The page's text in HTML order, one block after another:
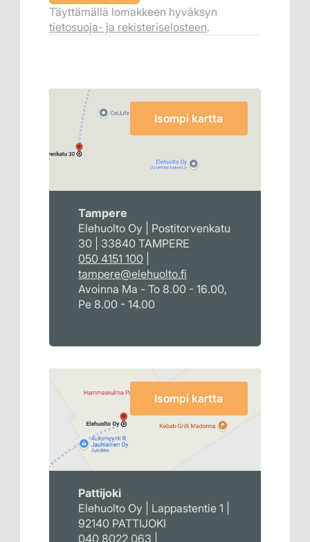
Täyttämällä lomakkeen hyväksyn
tietosuoja- ja rekisteriselosteen.
Isompi kartta
Tampere
Elehuolto Oy | Postitorvenkatu
30 | 33840 TAMPERE
050 4151 100
tampere@elehuolto.fi
Avoinna Ma - To 8.00 - 16.00,
Pe 8.00 - 14.00
Isompi kartta
Pattijoki
Elehuolto Oy | Lappastentie 1 |
92140 PATTIJOKI
040 8022 063